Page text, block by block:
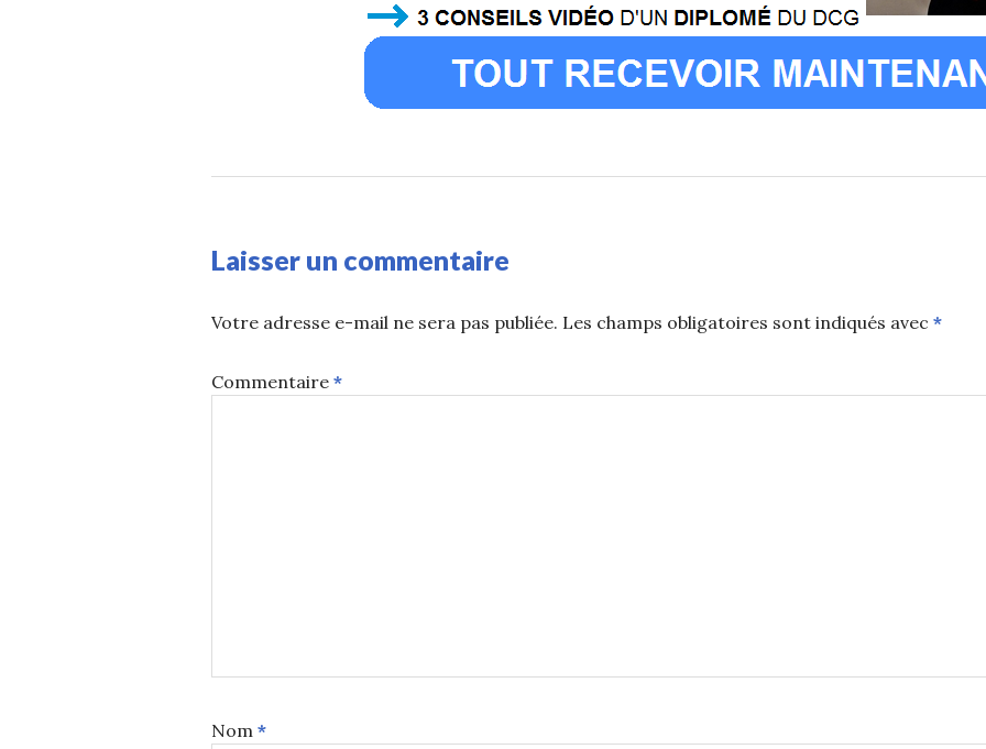
Laisser un commentaire
Votre adresse e-mail ne sera pas publiée. Les champs obligatoires sont indiqués avec *
Commentaire *
Nom *